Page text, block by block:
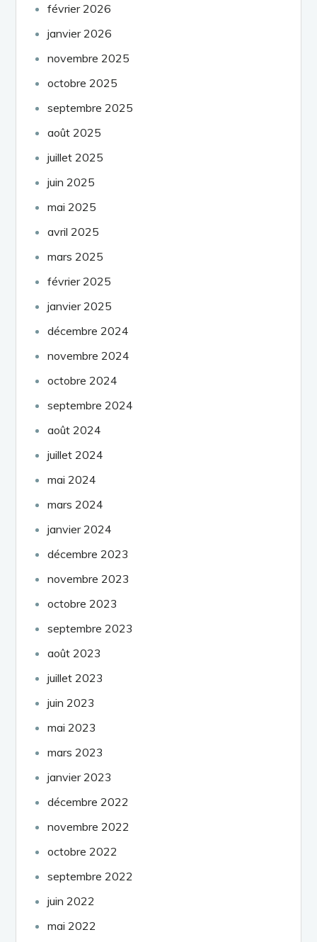
février 2026
janvier 2026
novembre 2025
octobre 2025
septembre 2025
août 2025
juillet 2025
juin 2025
mai 2025
avril 2025
mars 2025
février 2025
janvier 2025
décembre 2024
novembre 2024
octobre 2024
septembre 2024
août 2024
juillet 2024
mai 2024
mars 2024
janvier 2024
décembre 2023
novembre 2023
octobre 2023
septembre 2023
août 2023
juillet 2023
juin 2023
mai 2023
mars 2023
janvier 2023
décembre 2022
novembre 2022
octobre 2022
septembre 2022
juin 2022
mai 2022